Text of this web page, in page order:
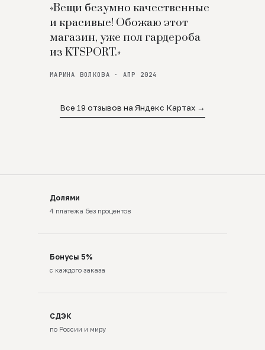
«Вещи безумно качественные
и красивые! Обожаю этот
магазин, уже пол гардероба
из KTSPORT.»
МАРИНА ВОЛКОВА · АПР 2024
Все 19 отзывов на Яндекс Картах →
Долями
4 платежа без процентов
Бонусы 5%
с каждого заказа
СДЭК
по России и миру